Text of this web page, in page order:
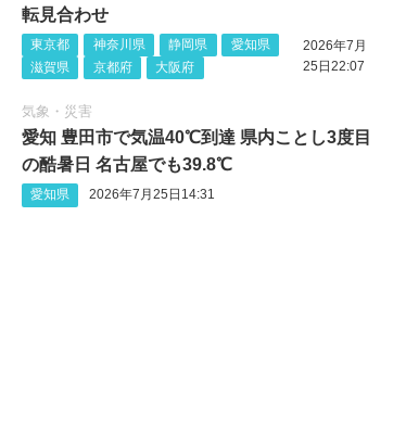
転見合わせ
東京都 神奈川県 静岡県
愛知県
滋賀県
京都府 大阪府
2026年7月
25日22:07
気象・災害
愛知 豊田市で気温40℃到達 県内ことし3度目
の酷暑日 名古屋でも39.8℃
愛知県 2026年7月25日14:31